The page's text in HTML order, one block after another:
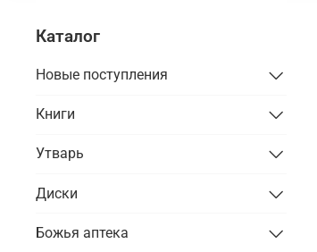
Каталог
Новые поступления
Книги
Утварь
Диски
Божья аптека